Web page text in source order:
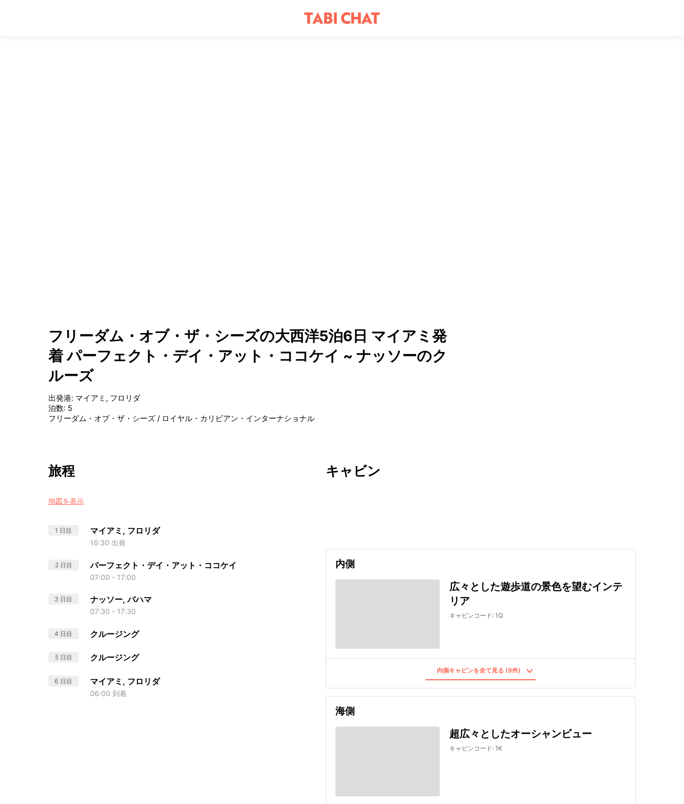
フリーダム・オブ・ザ・シーズの大西洋5泊6日 マイアミ発
着 パーフェクト・デイ・アット・ココケイ ~ ナッソーのク
ルーズ
出発港: マイアミ, フロリダ
泊数: 5
フリーダム・オブ・ザ・シーズ/ ロイヤル・カリビアン・インターナショナル
旅程
地図を表示
1 日目 マイアミ, フロリダ
16:30 出発
2 日目 パーフェクト・デイ・アット・ココケイ
07:00 - 17:00
3 日目 ナッソー, バハマ
07:30 - 17:30
4 日目 クルージング
5 日目 クルージング
6 日目 マイアミ, フロリダ
06:00 到着
キャビン
内側
広々とした遊歩道の景色を望むインテ
リア
キャビンコード: 1Q
内側キャビンを全て見る (9件)
海側
超広々としたオーシャンビュー
キャビンコード: 1K